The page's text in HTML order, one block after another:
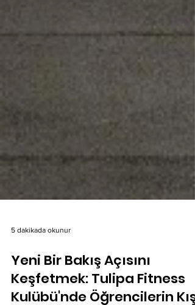
Yeni Bir Bakış Açısını
Keşfetmek: Tulipa Fitness